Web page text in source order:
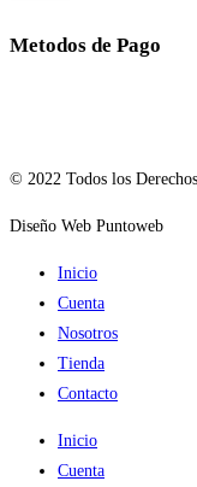
Metodos de Pago
© 2022 Todos los
Diseño Web Puntoweb
Inicio
Cuenta
Nosotros
Tienda
Contacto
Inicio
Cuenta